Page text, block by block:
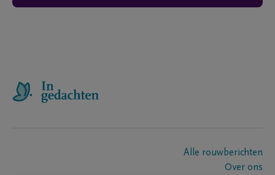
Alle rouwberichten
Over ons